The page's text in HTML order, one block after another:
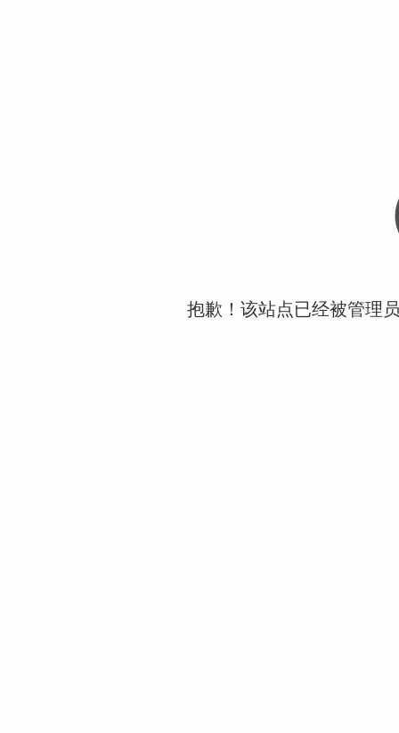
抱歉！该站点已经被管理